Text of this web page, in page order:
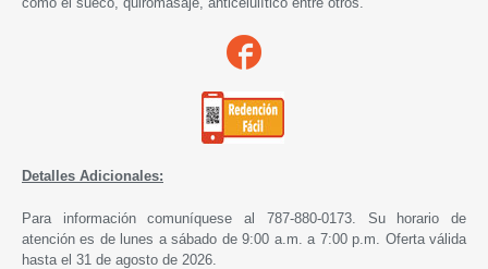
Detalles Adicionales:
Para información comuníquese al 787-880-0173. Su horario de
atención es de lunes a sábado de 9:00 a.m. a 7:00 p.m. Oferta válida
hasta el 31 de agosto de 2026.